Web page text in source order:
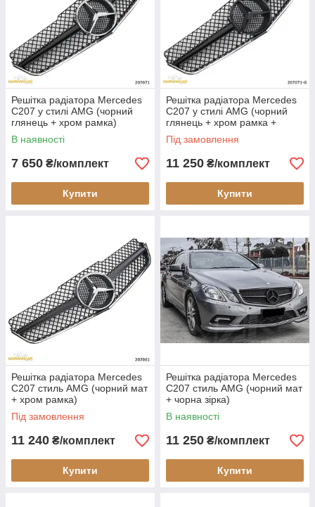
Решітка радіатора Mercedes
C207 у стилі AMG (чорний
глянець + хром рамка)
В наявності
7 650 ₴/комплект
Купити
Решітка радіатора Mercedes
C207 у стилі AMG (чорний
глянець + хром рамка +
чорна зірка)
Під замовлення
11 250 ₴/комплект
Купити
Решітка радіатора Mercedes
C207 стиль AMG (чорний мат
+ хром рамка)
Під замовлення
11 240 ₴/комплект
Купити
Решітка радіатора Mercedes
C207 стиль AMG (чорний мат
+ чорна зірка)
В наявності
11 250 ₴/комплект
Купити